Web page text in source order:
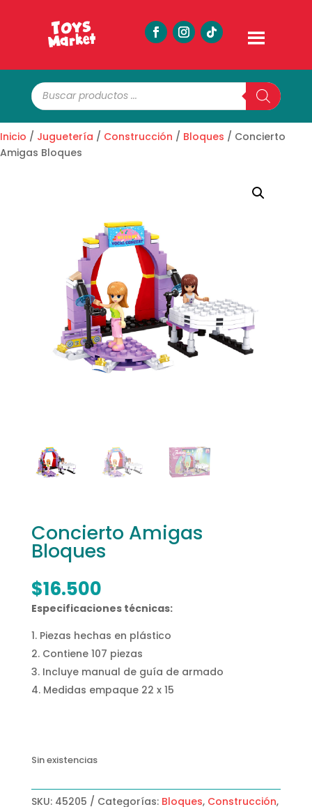
Búsqueda
de
productos
Inicio / Juguetería / Construcción / Bloques / Concierto
Amigas Bloques
Concierto Amigas
Bloques
$16.500
Especificaciones técnicas:
Piezas hechas en plástico
Contiene 107 piezas
Incluye manual de guía de armado
Medidas empaque 22 x 15
Sin existencias
SKU: 45205 Categorías: Bloques, Construcción,